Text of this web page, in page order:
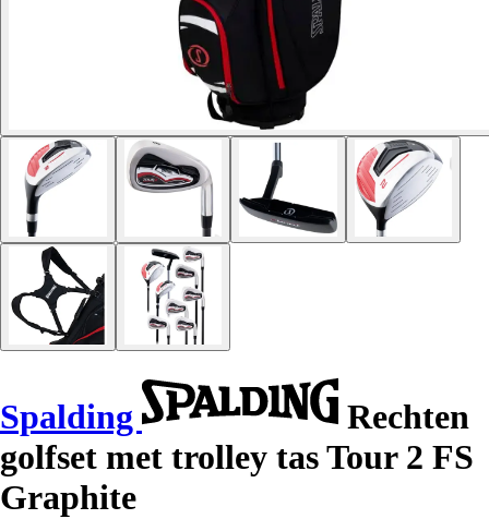
Spalding
Rechten
golfset met trolley tas Tour 2 FS
Graphite